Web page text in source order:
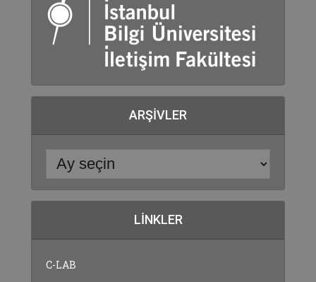
ARŞIVLER
LINKLER
C-LAB